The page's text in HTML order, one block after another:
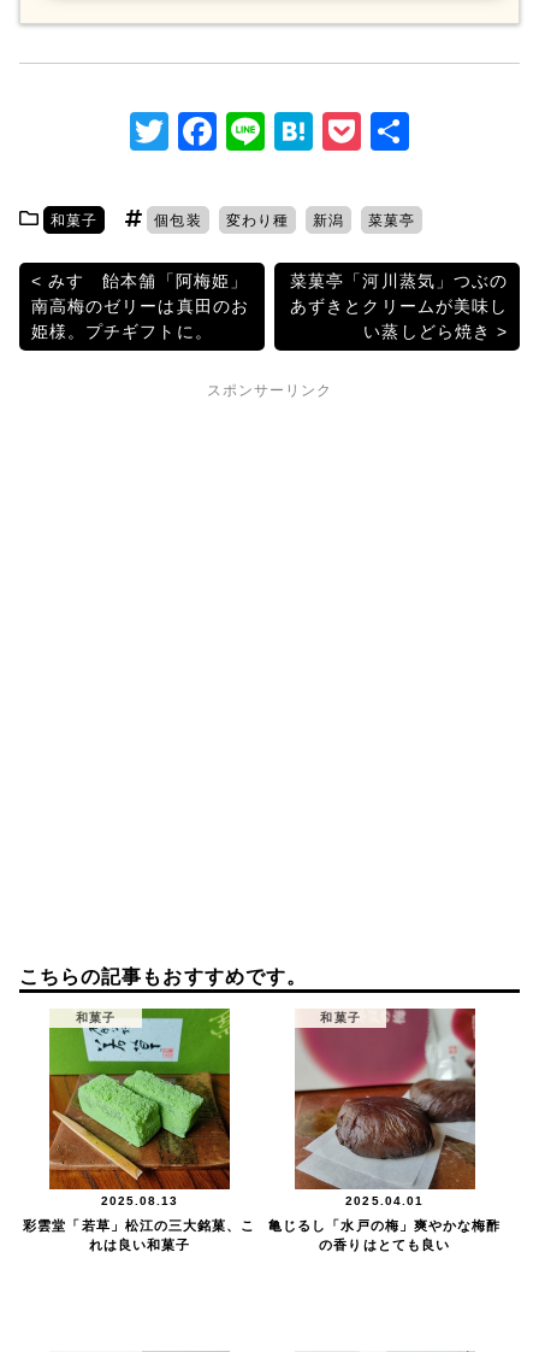
T
itt
er
F
c
e
b
o
o
k
Li
e
H
e
n
a
P
c
k
et
和菓子 個包装 変わり種 新潟 菜菓亭
投
稿
みすゞ飴本舗「阿梅姫」
南高梅のゼリーは真田のお
姫様。プチギフトに。
菜菓亭「河川蒸気」つぶの
あずきとクリームが美味し
い蒸しどら焼き
スポンサーリンク
こちらの記事もおすすめです。
和菓子
2025.08.13
彩雲堂「若草」松江の三大銘菓、こ
れは良い和菓子
和菓子
2025.04.01
亀じるし「水戸の梅」爽やかな梅酢
の香りはとても良い